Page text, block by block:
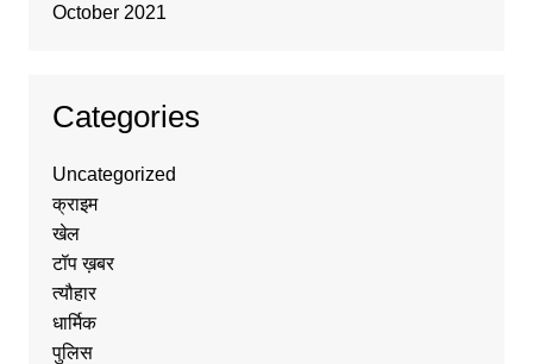
October 2021
Categories
Uncategorized
क्राइम
खेल
टॉप ख़बर
त्यौहार
धार्मिक
पुलिस